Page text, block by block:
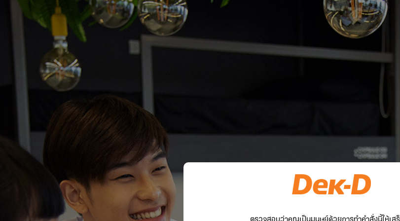
ตรวจสอบว่าคุณเป็นมนุษย์ด้วยการทำคำสั่งนี้ให้เส